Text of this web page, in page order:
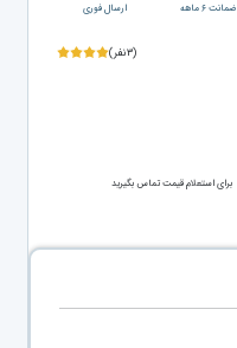
ضمانت ۶ ماهه ارسال فوری
(۳نفر)
برای استعلام قیمت تماس بگیرید